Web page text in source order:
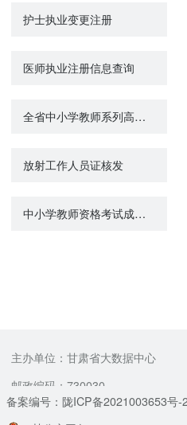
护士执业变更注册
医师执业注册信息查询
全省中小学教师系列高级职称评审
放射工作人员证核发
中小学教师资格考试成绩查询
主办单位：甘肃省大数据中心
邮政编码：730030
备案编号：陇ICP备2021003653号-